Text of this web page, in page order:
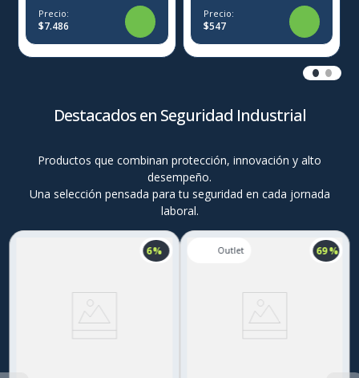
ANTIVIBRACIÓN IGX-
260 IRON-X
Precio:
$7.486
Precio:
$547
Destacados en Seguridad Industrial
Productos que combinan protección, innovación y alto
desempeño.
Una selección pensada para tu seguridad en cada jornada
laboral.
6 % 69 %